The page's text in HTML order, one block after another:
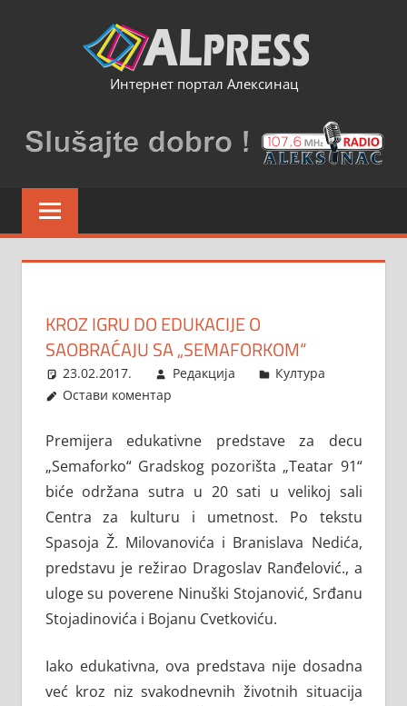
Интернет портал Алексинац
KROZ IGRU DO EDUKACIJE O
SAOBRAĆAJU SA „SEMAFORKOM“
23.02.2017. Редакција
Култура
Остави коментар
Premijera edukativne predstave za decu
„Semaforko“ Gradskog pozorišta „Teatar 91“
biće održana sutra u 20 sati u velikoj sali
Centra za kulturu i umetnost. Po tekstu
Spasoja Ž. Milovanovića i Branislava Nedića,
predstavu je režirao Dragoslav Ranđelović., a
uloge su poverene Ninuški Stojanović, Srđanu
Stojadinovića i Bojanu Cvetkoviću.
Iako edukativna, ova predstava nije dosadna
već kroz niz svakodnevnih životnih situacija